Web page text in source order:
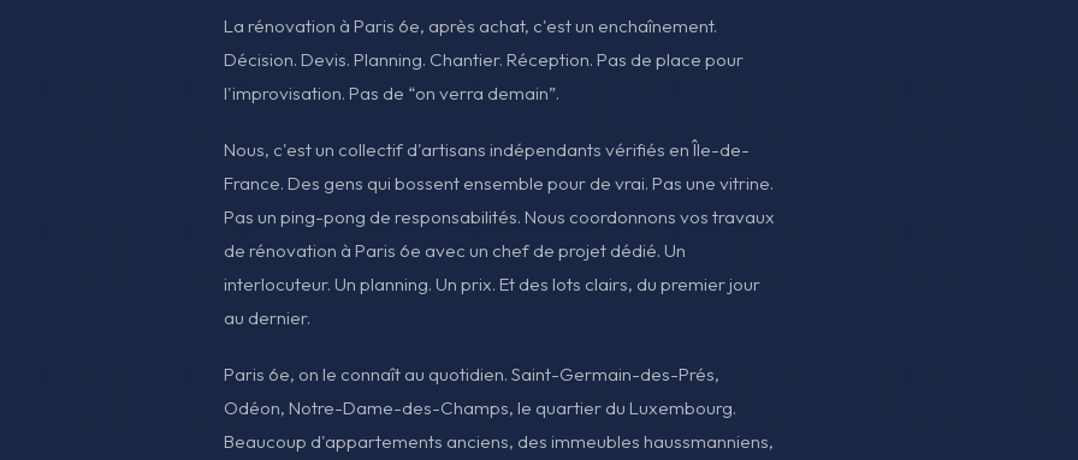
La rénovation à Paris 6e, après achat, c'est un enchaînement.
Décision. Devis. Planning. Chantier. Réception. Pas de place pour
l'improvisation. Pas de “on verra demain”.
Nous, c'est un collectif d'artisans indépendants vérifiés en Île-de-
France. Des gens qui bossent ensemble pour de vrai. Pas une vitrine.
Pas un ping-pong de responsabilités. Nous coordonnons vos travaux
de rénovation à Paris 6e avec un chef de projet dédié. Un
interlocuteur. Un planning. Un prix. Et des lots clairs, du premier jour
au dernier.
Paris 6e, on le connaît au quotidien. Saint-Germain-des-Prés,
Odéon, Notre-Dame-des-Champs, le quartier du Luxembourg.
Beaucoup d'appartements anciens, des immeubles haussmanniens,